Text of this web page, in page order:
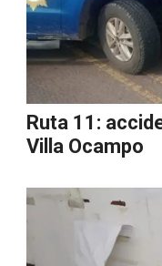
Ruta 11:
Villa Ocampo